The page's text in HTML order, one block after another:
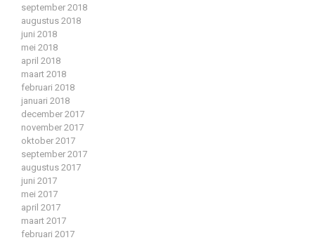
september 2018
augustus 2018
juni 2018
mei 2018
april 2018
maart 2018
februari 2018
januari 2018
december 2017
november 2017
oktober 2017
september 2017
augustus 2017
juni 2017
mei 2017
april 2017
maart 2017
februari 2017